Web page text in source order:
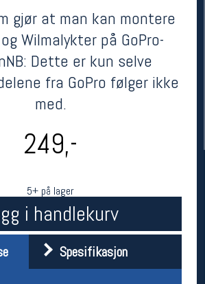
gjør at man kan montere
Wilmalykter på GoPro-
Dette er kun selve
fra GoPro følger ikke
med.
249,-
5+ på lager
i handlekurv
Spesifikasjon
du oss